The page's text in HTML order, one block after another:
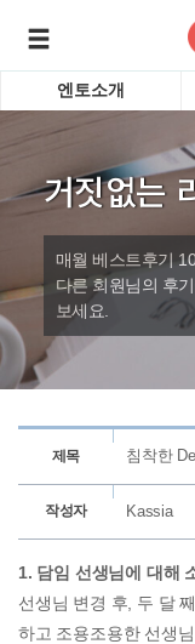
학습도우
바로가기
엔토소개
거짓없는
매월 베스트후기
다른 회원님의 후
보세요.
제목 침착한
작성자 Kassia
1. 담임 선생님에 대해
선생님 변경 후, 두 달
하고 조용조용한 선생